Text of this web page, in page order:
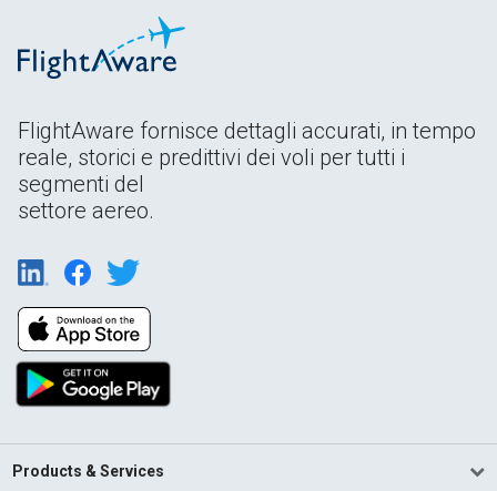
FlightAware fornisce dettagli accurati, in tempo
reale, storici e predittivi dei voli per tutti i
segmenti del
settore aereo.
Products & Services